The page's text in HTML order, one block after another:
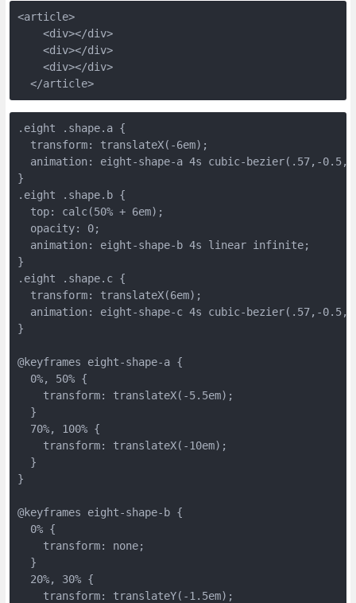
<article>
    <div></div>
    <div></div>
    <div></div>
  </article>
.eight .shape.a {
  transform: translateX(-6em);
animation: eight-shape-a 4s cubic-bezier(.57,-
}
.eight .shape.b {
  top: calc(50% + 6em);
  opacity: 0;
  animation: eight-shape-b 4s linear infinite;
}
.eight .shape.c {
  transform: translateX(6em);
animation: eight-shape-c 4s cubic-bezier(.57,-
}
@keyframes eight-shape-a {
  0%, 50% {
    transform: translateX(-5.5em);
  }
  70%, 100% {
    transform: translateX(-10em);
  }
}
@keyframes eight-shape-b {
  0% {
    transform: none;
  }
  20%, 30% {
    transform: translateY(-1.5em);